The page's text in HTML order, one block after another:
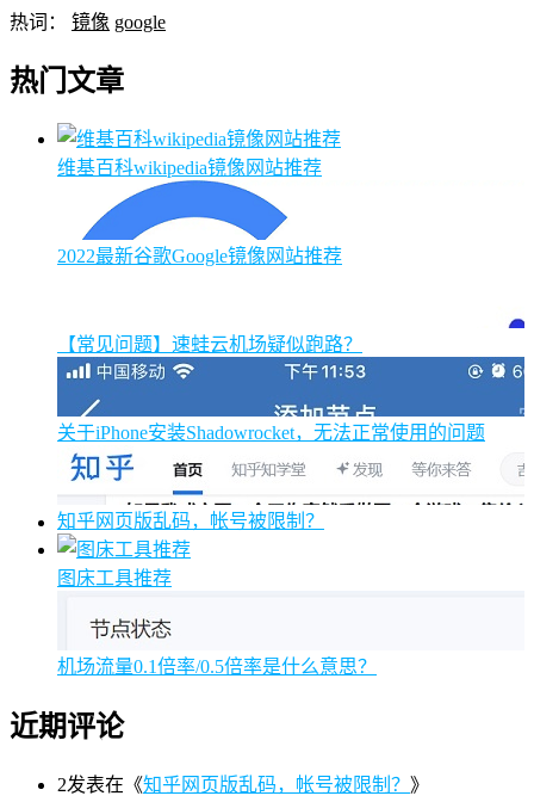
热词： 镜像 google
热门文章
维基百科wikipedia镜像网站推荐
2022最新谷歌Google镜像网站推荐
【常见问题】速蛙云机场疑似跑路？
关于iPhone安装Shadowrocket，无法正常使用的问题
知乎网页版乱码，帐号被限制？
图床工具推荐
机场流量0.1倍率/0.5倍率是什么意思？
近期评论
2发表在《知乎网页版乱码，帐号被限制？ 》